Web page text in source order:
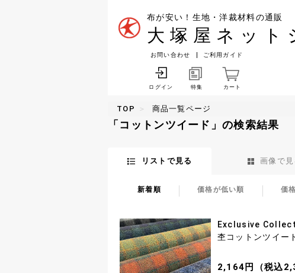
布が安い！生地・洋裁材料の通販
大塚屋ネット
お問い合わせ ご利用ガイド
ログイン 特集 カート
TOP 商品一覧ページ
「コットンツイード」の検索結果
リストで見る 画像で見
新着順 価格が低い順 価
Exclusive
杢コットンツイー
2,164円（税込